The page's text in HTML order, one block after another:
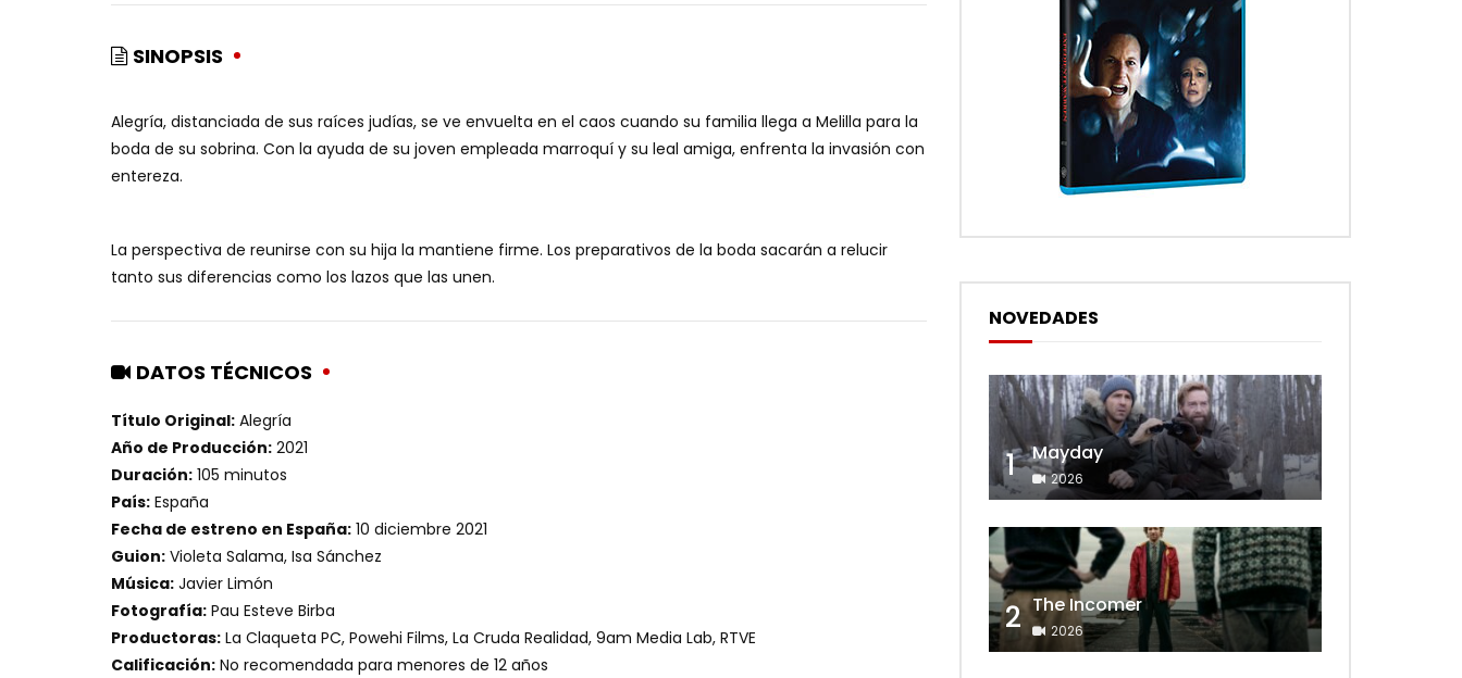
SINOPSIS
Alegría, distanciada de sus raíces judías, se ve envuelta en el caos cuando su familia llega a Melilla para la
boda de su sobrina. Con la ayuda de su joven empleada marroquí y su leal amiga, enfrenta la invasión con
entereza.
La perspectiva de reunirse con su hija la mantiene firme. Los preparativos de la boda sacarán a relucir
tanto sus diferencias como los lazos que las unen.
DATOS TÉCNICOS
Título Original: Alegría
Año de Producción: 2021
Duración: 105 minutos
País: España
Fecha de estreno en España: 10 diciembre 2021
Guion: Violeta Salama, Isa Sánchez
Música: Javier Limón
Fotografía: Pau Esteve Birba
Productoras: La Claqueta PC, Powehi Films, La Cruda Realidad, 9am Media Lab, RTVE
Calificación: No recomendada para menores de 12 años
NOVEDADES
1 Mayday
2026
2 The Incomer
2026